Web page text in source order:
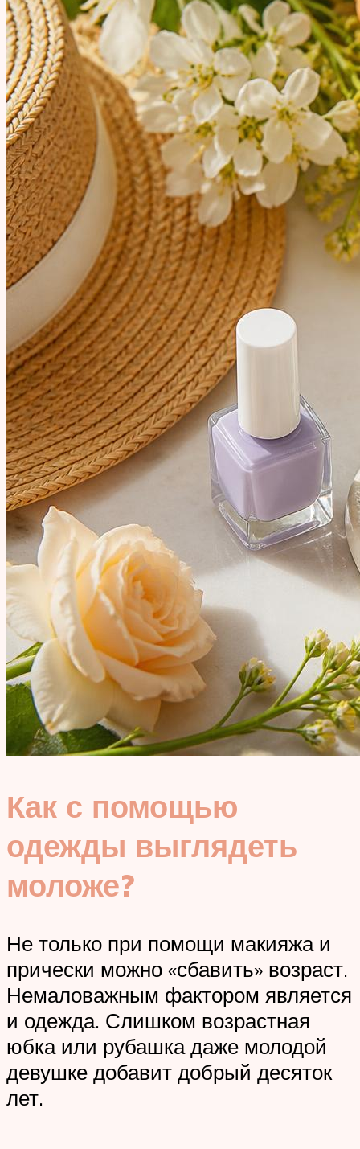
Как с помощью
одежды выглядеть
моложе?
Не только при помощи макияжа и
прически можно «сбавить» возраст.
Немаловажным фактором является
и одежда. Слишком возрастная
юбка или рубашка даже молодой
девушке добавит добрый десяток
лет.